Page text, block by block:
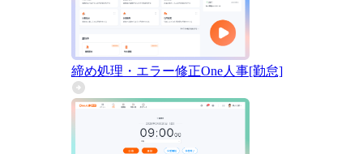
締め処理・エラー修正One人事[勤怠]